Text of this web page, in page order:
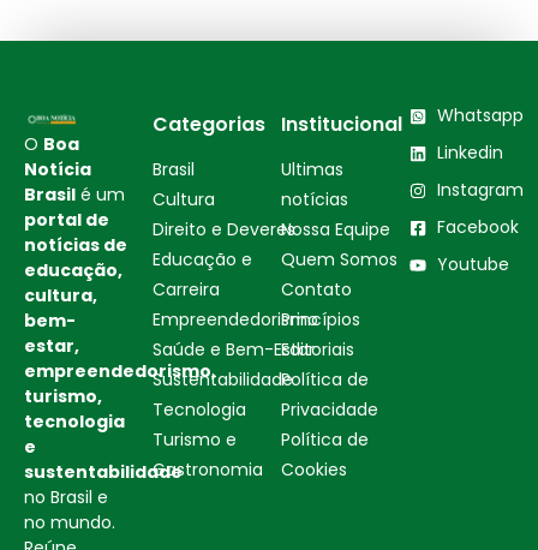
O Boa
Notícia
Brasil é um
portal de
notícias de
educação,
cultura,
bem-
estar,
empreendedorismo,
turismo,
tecnologia
e
sustentabilidade
no Brasil e
no mundo.
Categorias
Brasil
Cultura
Direito e Deveres
Educação e
Carreira
Empreendedorismo
Saúde e Bem-Estar
Sustentabilidade
Tecnologia
Turismo e
Gastronomia
Institucional
Ultimas
notícias
Nossa Equipe
Quem Somos
Contato
Princípios
Editoriais
Política de
Privacidade
Política de
Cookies
Whatsapp
Linkedin
Instagram
Facebook
Youtube